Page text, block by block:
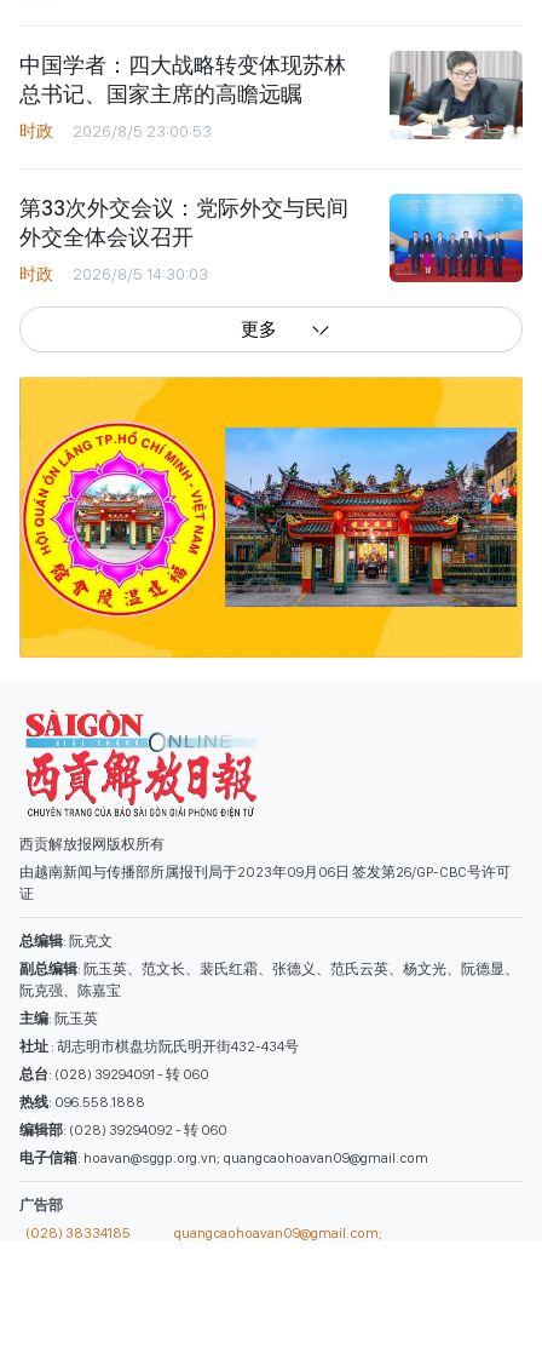
中国学者：四大战略转变体现苏林
总书记、国家主席的高瞻远瞩
时政 2026/8/5 23:00:53
第33次外交会议：党际外交与民间
外交全体会议召开
时政 2026/8/5 14:30:03
更多
西贡解放报网版权所有
由越南新闻与传播部所属报刊局于2023年09月06日 签发第26/GP-CBC号许可
证
副总编辑: 阮玉英、范文长、裴氏红霜、张德义、范氏云英、杨文光、阮德显、
阮克强、陈嘉宝
主编: 阮玉英
社址: 胡志明市棋盘坊阮氏明开街432-434号
总台: (028) 39294091 - 转 060
热线: 096.558.1888
编辑部: (028) 39294092 - 转 060
电子信箱
广告部
(028) 38334185
quangcaohoavan09@gmail.com;
类别